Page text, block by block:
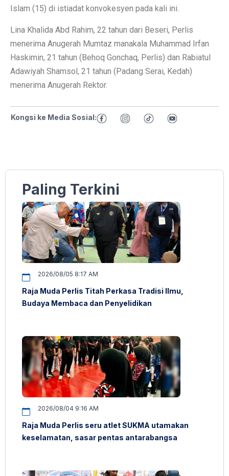
Islam (15) di istiadat konvokesyen pada kali ini.
Lina Khalida Abd Rahim, 22 tahun dari Beseri, Perlis
menerima Anugerah Mumtaz manakala Muhammad Irfan
Haskimin, 21 tahun (Behoq Gonchaq, Perlis) dan Rabiatul
Adawiyah Shamsol, 21 tahun (Padang Serai, Kedah)
menerima Anugerah Rektor.
Kongsi ke Media Sosial:
Paling Terkini
2026/08/05 8:17 AM
Raja Muda Perlis Titah Perkasa Tradisi Ilmu,
Budaya Membaca dan Penyelidikan
2026/08/04 9:16 AM
Raja Muda Perlis seru atlet SUKMA utamakan
keselamatan, sasar pentas antarabangsa